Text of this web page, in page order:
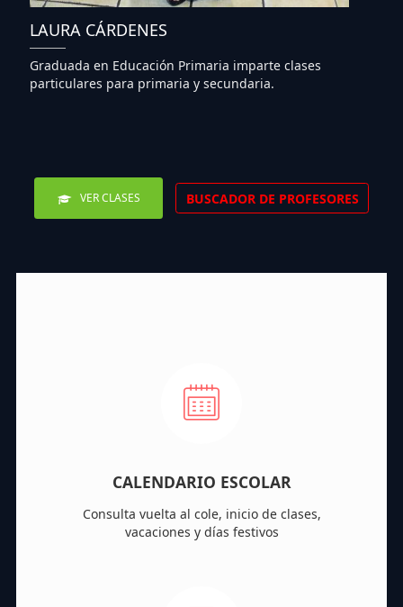
LAURA CÁRDENES
Graduada en Educación Primaria imparte clases
particulares para primaria y secundaria.
VER CLASES BUSCADOR DE PROFESORES
CALENDARIO ESCOLAR
Consulta vuelta al cole, inicio de clases,
vacaciones y días festivos